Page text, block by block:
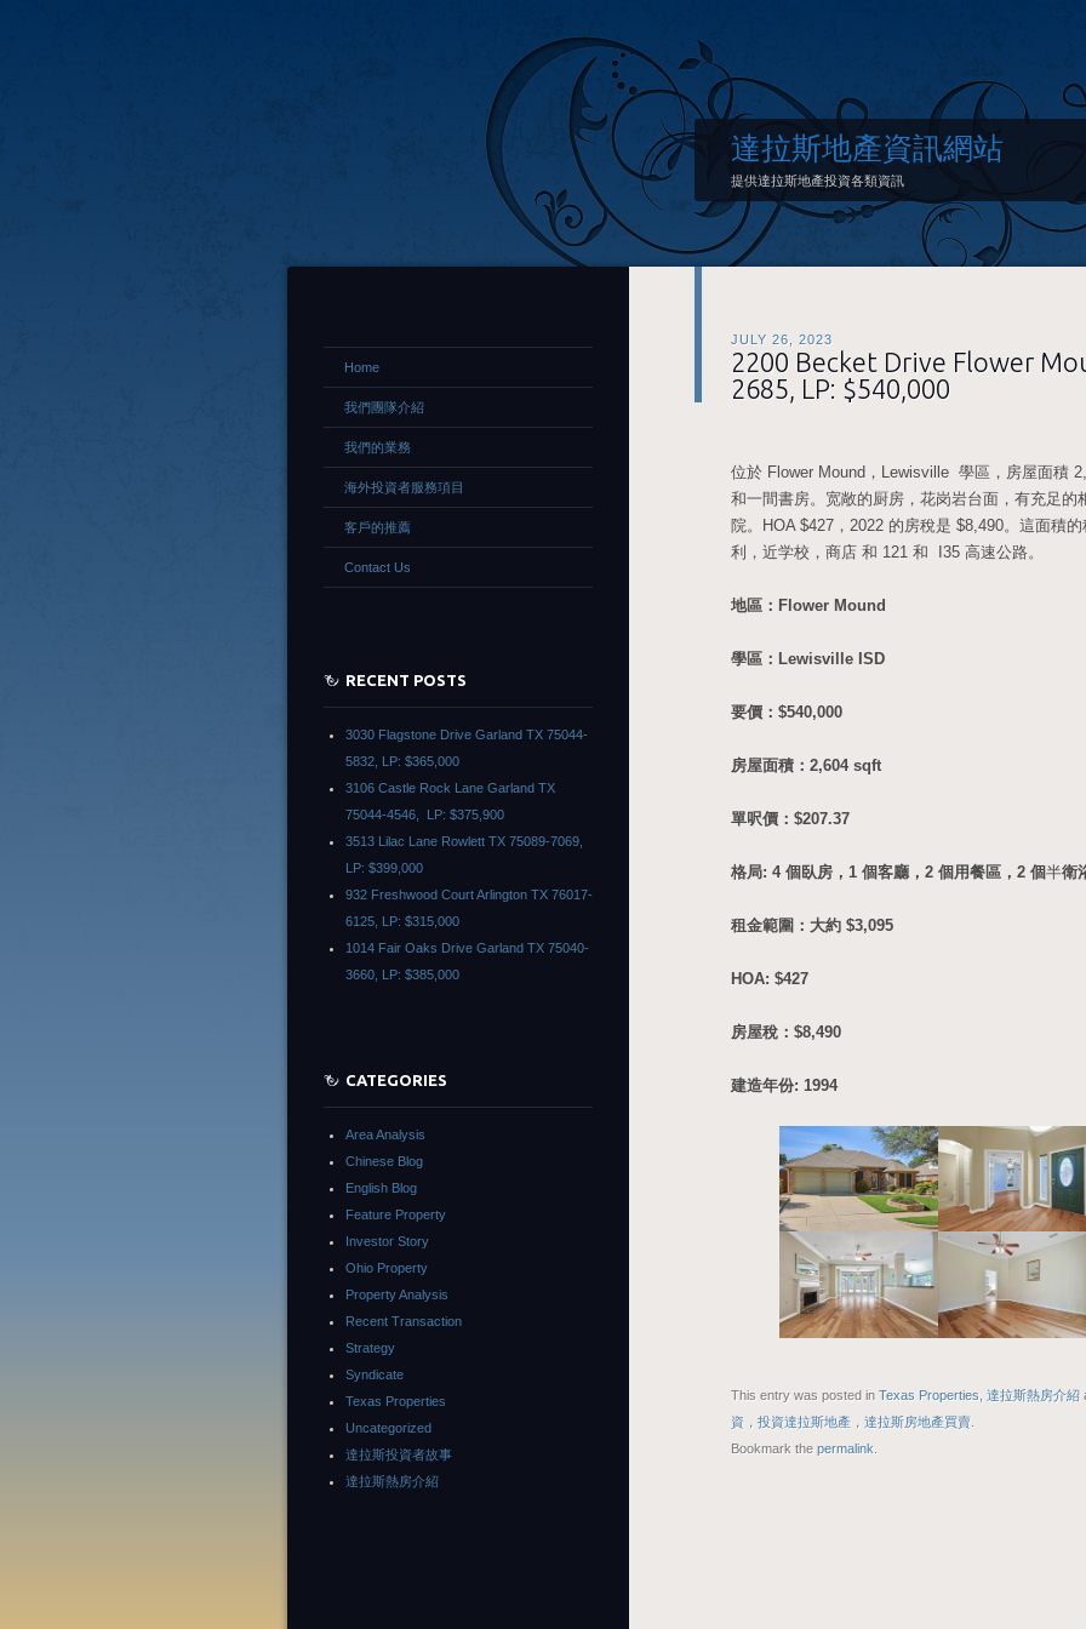
達拉斯地產資訊網站
提供達拉斯地產投資各類資訊
JULY 26, 2023
2200 Becket Drive Flower
2685, LP: $540,000
位於 Flower Mound，Lewisville 學區，房屋面積
和一間書房。宽敞的厨房，花岗岩台面，有充足的
院。HOA $427，2022 的房稅是 $8,490。這面積
利，近学校，商店 和 121 和 I35 高速公路。
地區：Flower Mound
學區：Lewisville ISD
要價：$540,000
房屋面積：2,604 sqft
單呎價：$207.37
格局: 4 個臥房，1 個客廳，2 個用餐區，2 個半衛
租金範圍：大約 $3,095
HOA: $427
房屋稅：$8,490
建造年份: 1994
This entry was posted in Texas Properties 達拉斯熱房介紹
資，投資達拉斯地產，達拉斯房地產買賣
Bookmark the permalink
Home
我們團隊介紹
我們的業務
海外投資者服務項目
客戶的推薦
Contact Us
RECENT POSTS
3030 Flagstone Drive Garland TX 75044-
5832, LP: $365,000
3106 Castle Rock Lane Garland TX
75044-4546, LP: $375,900
3513 Lilac Lane Rowlett TX 75089-7069,
LP: $399,000
932 Freshwood Court Arlington TX 76017-
6125, LP: $315,000
1014 Fair Oaks Drive Garland TX 75040-
3660, LP: $385,000
CATEGORIES
Area Analysis
Chinese Blog
English Blog
Feature Property
Investor Story
Ohio Property
Property Analysis
Recent Transaction
Strategy
Syndicate
Texas Properties
Uncategorized
達拉斯投資者故事
達拉斯熱房介紹